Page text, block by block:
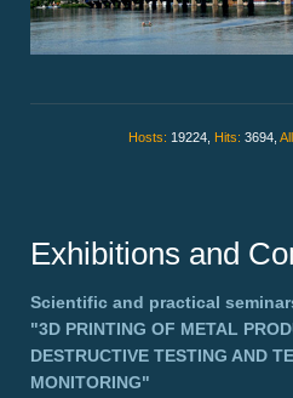
Hosts: 19224, Hits: 3694,
Exhibitions and
Scientific and practical
"3D PRINTING OF METAL
DESTRUCTIVE TESTING AND
MONITORING"